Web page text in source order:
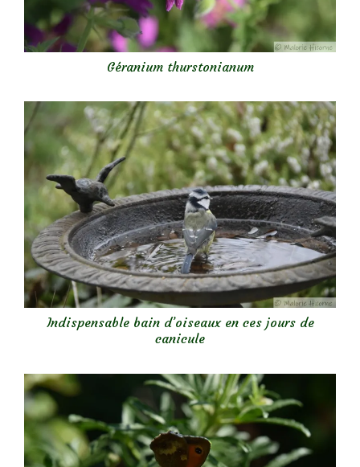
Géranium thurstonianum
Indispensable bain d’oiseaux en ces jours de
canicule